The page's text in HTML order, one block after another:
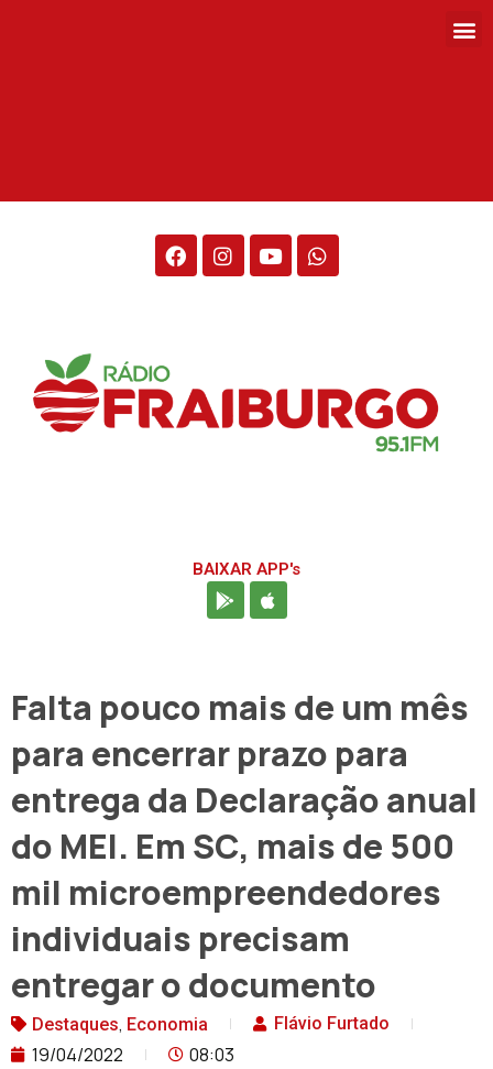
BAIXAR APP's
Falta pouco mais de um mês
para encerrar prazo para
entrega da Declaração anual
do MEI. Em SC, mais de 500
mil microempreendedores
individuais precisam
entregar o documento
Destaques, Economia Flávio Furtado
19/04/2022 08:03